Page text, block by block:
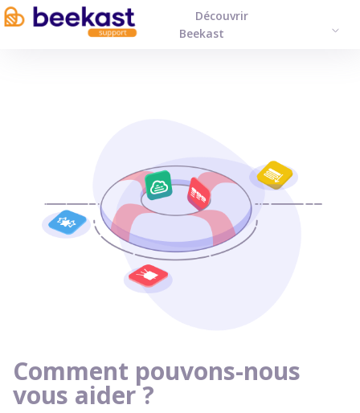
Découvrir
Beekast
Comment pouvons-nous
vous aider ?